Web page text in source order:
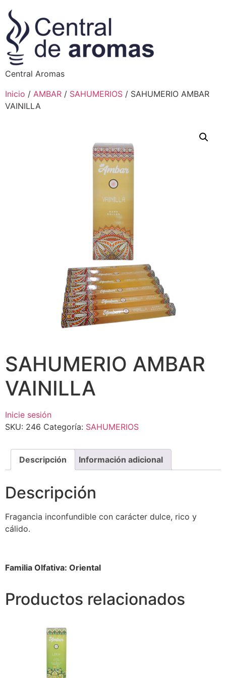
Central Aromas
Inicio / AMBAR / SAHUMERIOS / SAHUMERIO AMBAR
VAINILLA
SAHUMERIO AMBAR
VAINILLA
Inicie sesión
SKU: 246 Categoría: SAHUMERIOS
Descripción Información adicional
Descripción
Fragancia inconfundible con carácter dulce, rico y
cálido.
Familia Olfativa: Oriental
Productos relacionados